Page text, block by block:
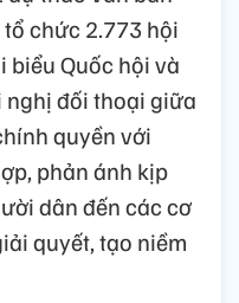
chức 2.773 hội
biểu Quốc hội và
nghị đối thoại giữa
quyền với
phản ánh kịp
dân đến các cơ
quyết, tạo niềm